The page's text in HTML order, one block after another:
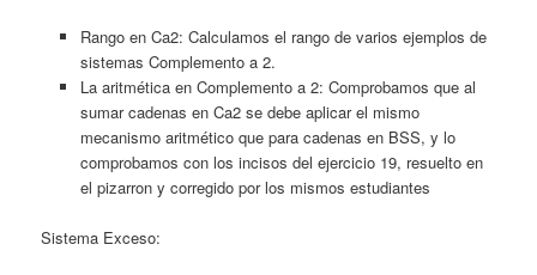
Rango en Ca2: Calculamos el rango de varios ejemplos de
sistemas Complemento a 2.
La aritmética en Complemento a 2: Comprobamos que al
sumar cadenas en Ca2 se debe aplicar el mismo
mecanismo aritmético que para cadenas en BSS, y lo
comprobamos con los incisos del ejercicio 19, resuelto en
el pizarron y corregido por los mismos estudiantes
Sistema Exceso: